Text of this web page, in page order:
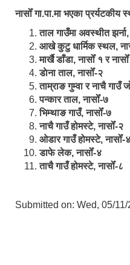
नासोँ गा.पा.मा भएका प्रर्यटकीय
ताल गाउँमा अवस्थीत
आखे कुटु धार्मिक स्थल,
मार्खै डाँडा, नासोँ १ र
डाेना ताल, नासोँ-२
ताम्राङ गुम्वा र नाचै
पन्कार ताल, नासोँ-७
भिम्थाङ गाउँ, नासोँ-७
नाचै गाउँ होमस्टे, नासोँ-२
ओ‍‍‌डार गाउँ होमस्टे, नासोँ-४
डाफे लेक, नासोँ-४
ताचै गाउँ होमस्टे, नासोँ-८
Submitted on: Wed, 05/